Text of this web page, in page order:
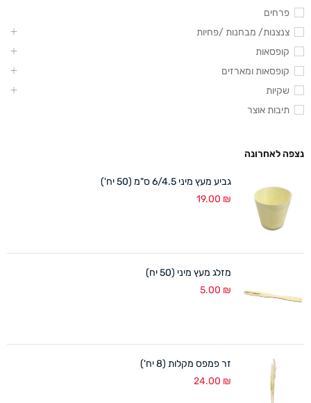
פרחים
צנצנות/ מבחנות /פחיות
קופסאות
קופסאות ומארזים
שקיות
תיבות אוצר
נצפה לאחרונה
גביע מעץ מיני 6/4.5 ס"מ (50 יח')
19.00 ₪
מזלג מעץ מיני (50 יח)
5.00 ₪
זר פמפס מקלות (8 יח')
24.00 ₪